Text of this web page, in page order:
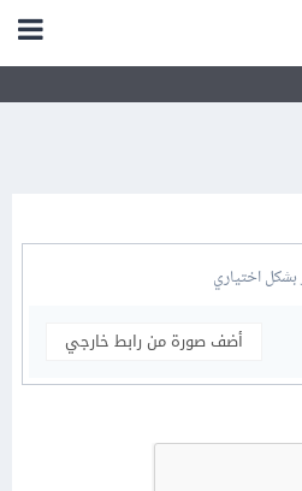
بشكل اختياري
أضف صورة من رابط خارجي